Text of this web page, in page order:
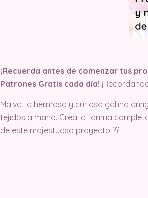
¡Recuerda antes de comenzar tus
Patrones Gratis cada día!
Malva, la hermosa y curiosa gallina
tejidos a mano. Crea la familia
de este majestuoso proyecto ??